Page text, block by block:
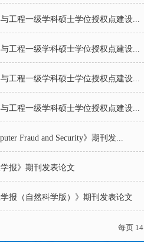
工程一级学科硕士学位授权点建设...
工程一级学科硕士学位授权点建设...
工程一级学科硕士学位授权点建设...
工程一级学科硕士学位授权点建设...
Fraud and Security》期刊发...
报》期刊发表论文
报（自然科学版）》期刊发表论文
每页 14